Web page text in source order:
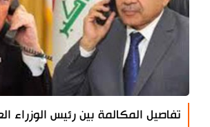
تفاصيل المكالمة بين رئيس الوزراء